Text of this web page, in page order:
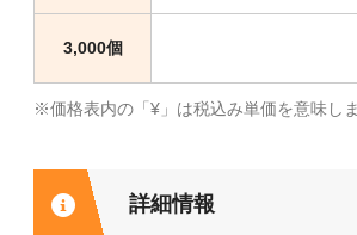
3,000個
※価格表内の「¥」は税込み単価を意味しま
詳細情報